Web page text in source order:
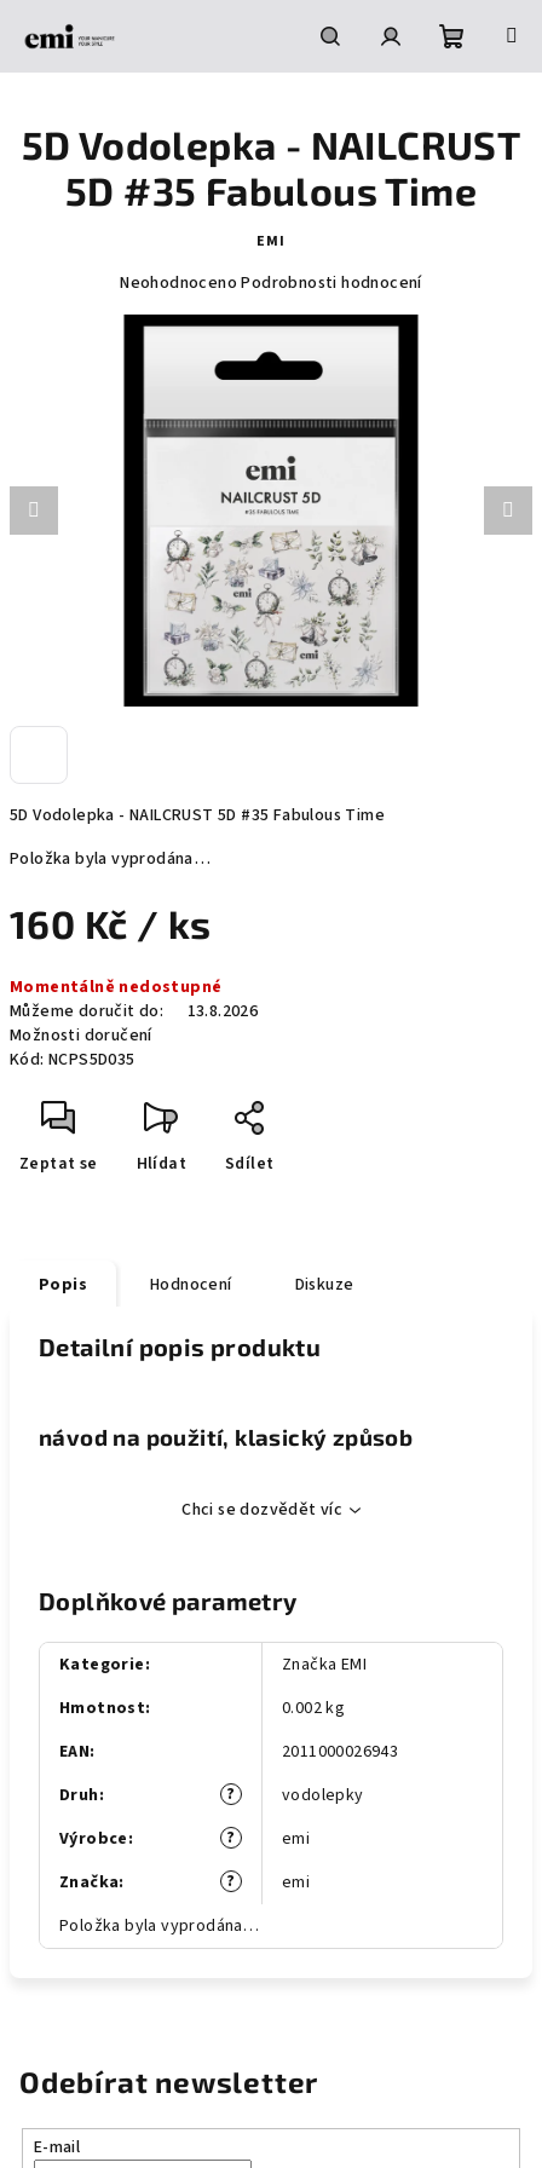
HledatPřihlášeníNákupní
košík
5D Vodolepka - NAILCRUST 5D #35 Fabulous Time
Položka byla vyprodána…
160 Kč / ks
cena:
Momentálně nedostupné
Můžeme doručit do:
13.8.2026
Možnosti doručení
Kód: NCPS5D035
Zeptat se Hlídat Sdílet
5D Vodolepka - NAILCRUST
5D #35 Fabulous Time
EMI
Průměrné
produktu
Neohodnoceno Podrobnosti hodnocení
Popis Hodnocení Diskuze
Detailní popis produktu
návod na použití, klasický způsob
Chci se dozvědět víc
Doplňkové parametry
Kategorie:
Značka EMI
Hmotnost:
0.002 kg
EAN:
2011000026943
?
Druh:
vodolepky
?
Výrobce:
emi
?
Značka:
emi
Položka byla vyprodána…
Odebírat newsletter
E-mail